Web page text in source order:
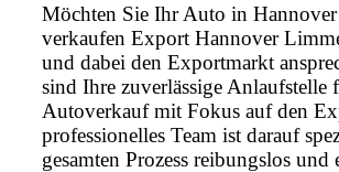
Möchten Sie Ihr Auto in
verkaufen Export Hannover
und dabei den Exportmarkt
sind Ihre zuverlässige Anlaufstelle
Autoverkauf mit Fokus auf den
professionelles Team ist darauf
gesamten Prozess reibungslos und